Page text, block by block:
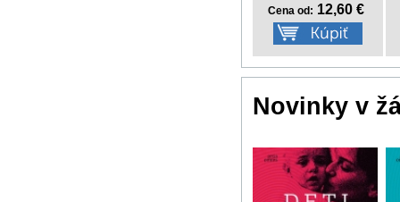
Cena od: 12,60 €
Novinky v